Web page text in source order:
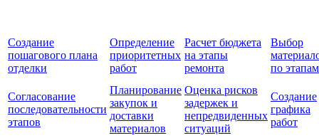
Создание
пошагового плана
отделки
Определение
приоритетных
работ
Расчет бюджета
на этапы
ремонта
Выбор
по этапам
Согласование
последовательности
этапов
Планирование
закупок и
доставки
материалов
Оценка рисков
задержек и
непредвиденных
ситуаций
Создание
графика
работ